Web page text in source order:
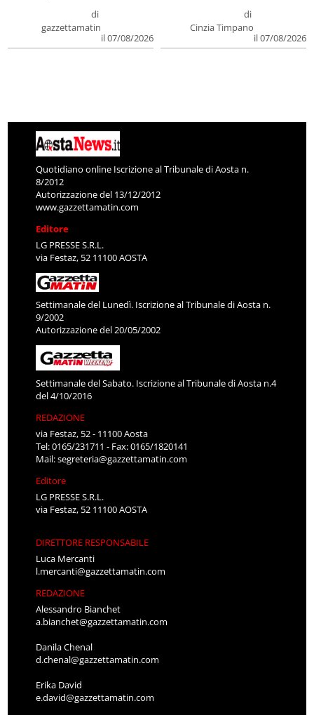
di
gazzettamatin
il 07/08/2026
di
Cinzia Timpano
il 07/08/2026
Quotidiano online Iscrizione al Tribunale di Aosta n.
8/2012
Autorizzazione del 13/12/2012
www.gazzettamatin.com
Editore
LG PRESSE S.R.L.
via Festaz, 52 11100 AOSTA
Settimanale del Lunedì. Iscrizione al Tribunale di Aosta n.
9/2002
Autorizzazione del 20/05/2002
Settimanale del Sabato. Iscrizione al Tribunale di Aosta n.4
del 4/10/2016
REDAZIONE
via Festaz, 52 - 11100 Aosta
Tel: 0165/231711 - Fax: 0165/1820141
Mail:segreteria@gazzettamatin.com
Editore
LG PRESSE S.R.L.
via Festaz, 52 11100 AOSTA
DIRETTORE RESPONSABILE
Luca Mercanti
l.mercanti@gazzettamatin.com
REDAZIONE
Alessandro Bianchet
a.bianchet@gazzettamatin.com
Danila Chenal
d.chenal@gazzettamatin.com
Erika David
e.david@gazzettamatin.com